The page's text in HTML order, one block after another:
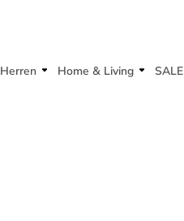
Herren Home & Living SALE